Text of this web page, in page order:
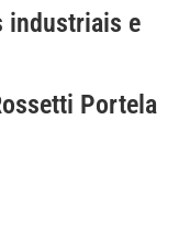
industriais e
Portela